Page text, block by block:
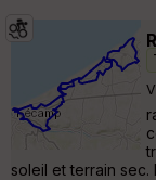
soleil et terrain sec.